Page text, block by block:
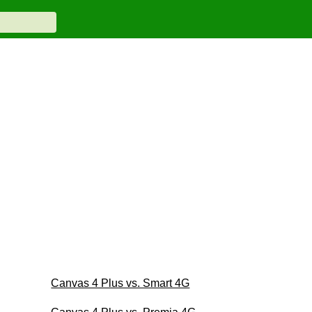
Canvas 4 Plus vs. Smart 4G